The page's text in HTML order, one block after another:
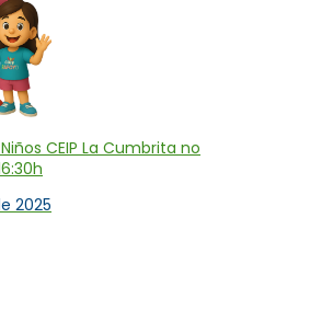
CEIP La Cumbrita no
2025